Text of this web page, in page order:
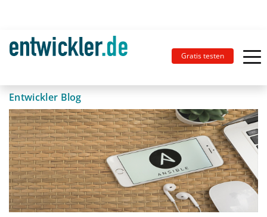
Gratis testen
Entwickler Blog